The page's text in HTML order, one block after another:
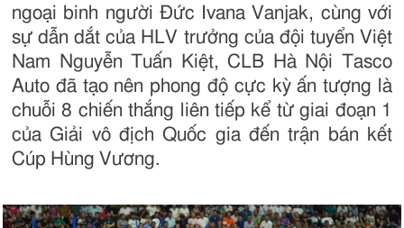
ngoại binh người Đức Ivana Vanjak, cùng với
sự dẫn dắt của HLV trưởng của đội tuyển Việt
Nam Nguyễn Tuấn Kiệt, CLB Hà Nội Tasco
Auto đã tạo nên phong độ cực kỳ ấn tượng là
chuỗi 8 chiến thắng liên tiếp kể từ giai đoạn 1
của Giải vô địch Quốc gia đến trận bán kết
Cúp Hùng Vương.